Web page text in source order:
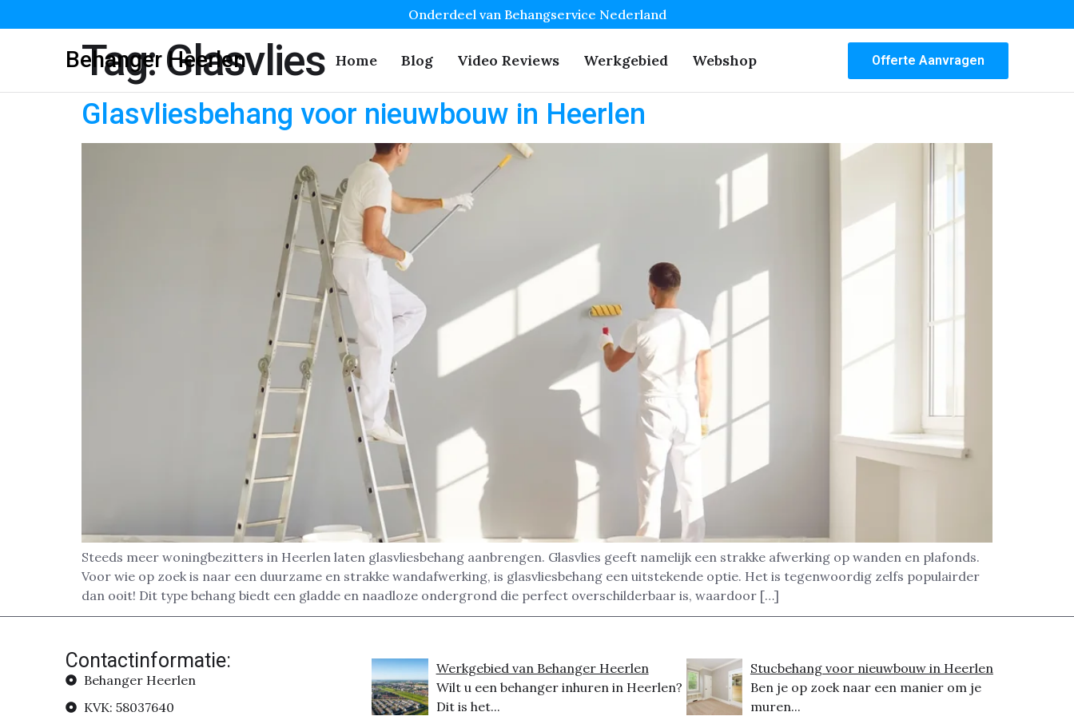
Onderdeel van Behangservice Nederland
Behanger Heerlen Home Blog Video Reviews Werkgebied Webshop Offerte Aanvragen
Tag:Glasvlies
Glasvliesbehang voor nieuwbouw in Heerlen
Steeds meer woningbezitters in Heerlen laten glasvliesbehang aanbrengen. Glasvlies geeft namelijk een strakke afwerking op wanden en plafonds.
Voor wie op zoek is naar een duurzame en strakke wandafwerking, is glasvliesbehang een uitstekende optie. Het is tegenwoordig zelfs populairder
dan ooit! Dit type behang biedt een gladde en naadloze ondergrond die perfect overschilderbaar is, waardoor […]
Contactinformatie:
Behanger Heerlen
KVK: 58037640
Werkgebied van Behanger Heerlen
Wilt u een behanger inhuren in Heerlen?
Dit is het...
Stucbehang voor nieuwbouw in Heerlen
Ben je op zoek naar een manier om je
muren...